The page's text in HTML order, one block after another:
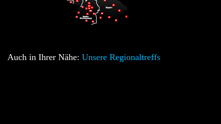
Auch in Ihrer Nähe: Unsere Regionaltreffs